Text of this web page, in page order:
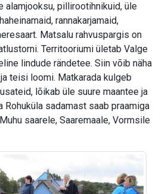
alamjooksu, pillirootihnikuid, üle
rannakarjamaid,
Matsalu rahvuspargis on
Territooriumi ületab Valge
lindude rändetee. Siin võib näha
teisi loomi. Matkarada kulgeb
lõikab üle suure maantee ja
Rohuküla sadamast saab praamiga
saarele, Saaremaale, Vormsile